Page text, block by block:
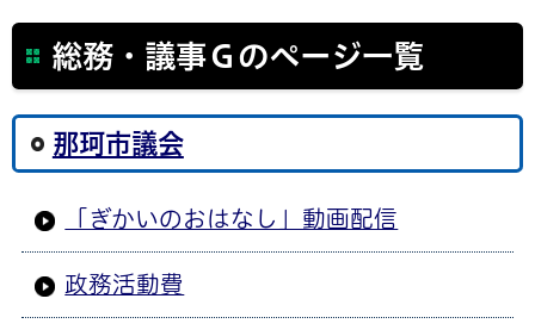
総務・議事Ｇのページ一覧
那珂市議会
「ぎかいのおはなし」動画配信
政務活動費